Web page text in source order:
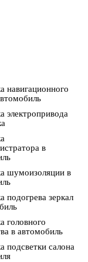
навигационного
электропривода
в
шумоизоляции в
подогрева зеркал
головного
в автомобиль
подсветки салона